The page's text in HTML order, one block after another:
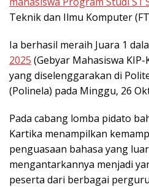
Teknik dan Ilmu Komputer
Ia berhasil meraih Juara 1
2025 (Gebyar Mahasiswa
yang diselenggarakan di
(Polinela) pada Minggu, 26
Pada cabang lomba pidato
Kartika menampilkan
penguasaan bahasa yang
mengantarkannya menjadi
peserta dari berbagai